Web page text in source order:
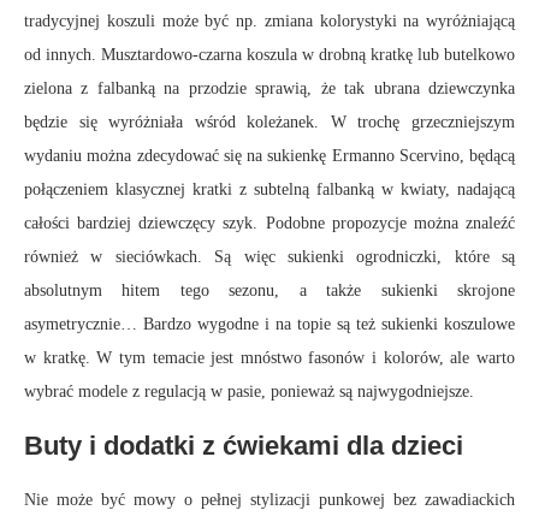
tradycyjnej koszuli może być np. zmiana kolorystyki na wyróżniającą
od innych. Musztardowo-czarna koszula w drobną kratkę lub butelkowo
zielona z falbanką na przodzie sprawią, że tak ubrana dziewczynka
będzie się wyróżniała wśród koleżanek. W trochę grzeczniejszym
wydaniu można zdecydować się na sukienkę Ermanno Scervino, będącą
połączeniem klasycznej kratki z subtelną falbanką w kwiaty, nadającą
całości bardziej dziewczęcy szyk. Podobne propozycje można znaleźć
również w sieciówkach. Są więc sukienki ogrodniczki, które są
absolutnym hitem tego sezonu, a także sukienki skrojone
asymetrycznie… Bardzo wygodne i na topie są też sukienki koszulowe
w kratkę. W tym temacie jest mnóstwo fasonów i kolorów, ale warto
wybrać modele z regulacją w pasie, ponieważ są najwygodniejsze.
Buty i dodatki z ćwiekami dla dzieci
Nie może być mowy o pełnej stylizacji punkowej bez zawadiackich